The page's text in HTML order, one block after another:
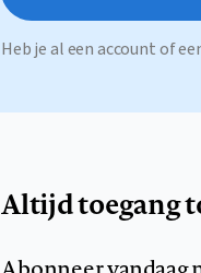
Heb je al een account of
Altijd toegang